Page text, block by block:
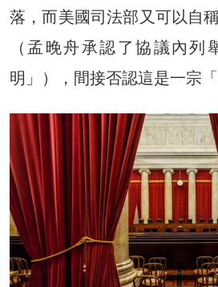
落，而美國司法部又可以自
（孟晚舟承認了協議內列
明」），間接否認這是一宗